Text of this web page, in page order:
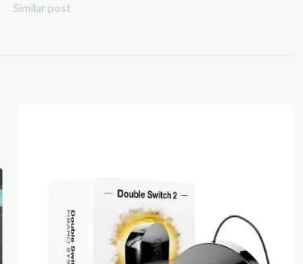
Similar post